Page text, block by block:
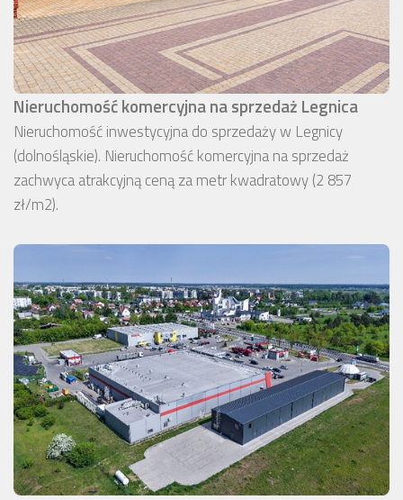
Nieruchomość komercyjna na sprzedaż Legnica
Nieruchomość inwestycyjna do sprzedaży w Legnicy
(dolnośląskie). Nieruchomość komercyjna na sprzedaż
zachwyca atrakcyjną ceną za metr kwadratowy (2 857
zł/m2).